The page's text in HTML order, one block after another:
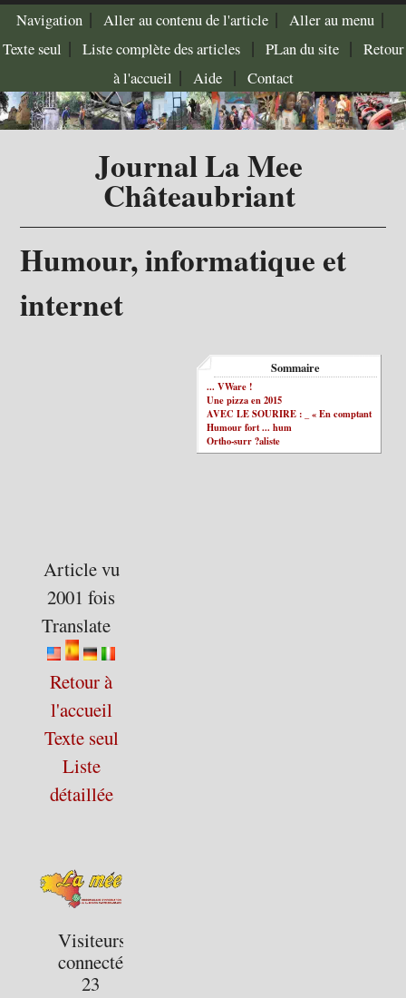
Navigation| Aller au contenu de l'article| Aller au menu|
Texte seul | Liste complète des articles| PLan du site | Retour
à l'accueil | Aide| Contact
Journal La Mee
Châteaubriant
Humour, informatique et
internet
Sommaire
... VWare !
Une pizza en 2015
AVEC LE SOURIRE : _ « En comptant
Humour fort ... hum
Ortho-surr ?aliste
Article vu
2001 fois
Translate
Retour à
l'accueil
Texte seul
Liste
détaillée
Visiteurs
connectés :
23